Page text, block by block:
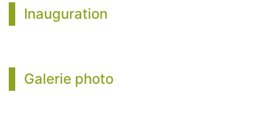
Inauguration
Galerie photo